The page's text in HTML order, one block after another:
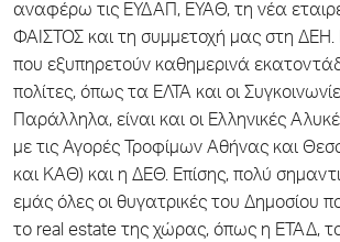
αναφέρω τις ΕΥΔΑΠ, ΕΥΑΘ, τη νέα
ΦΑΙΣΤΟΣ και τη συμμετοχή μας στη ΔΕΗ.
που εξυπηρετούν καθημερινά
πολίτες, όπως τα ΕΛΤΑ και οι
Παράλληλα, είναι και οι Ελληνικές
με τις Αγορές Τροφίμων Αθήνας και
και ΚΑΘ) και η ΔΕΘ. Επίσης, πολύ
εμάς όλες οι θυγατρικές του Δημοσίου
το real estate της χώρας, όπως η ΕΤΑΔ,